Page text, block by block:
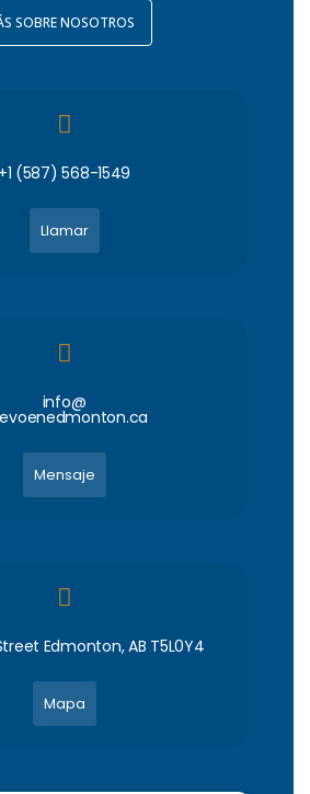
SOBRE NOSOTROS
+1 (587) 568-1549
Llamar
info@
Mensaje
Edmonton, AB T5L0Y4
Mapa